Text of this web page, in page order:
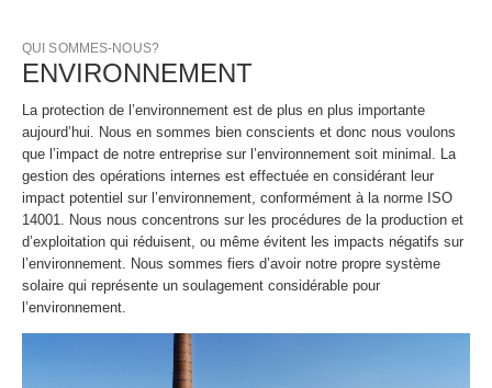
QUI SOMMES-NOUS?
ENVIRONNEMENT
La protection de l’environnement est de plus en plus importante
aujourd’hui. Nous en sommes bien conscients et donc nous voulons
que l’impact de notre entreprise sur l’environnement soit minimal. La
gestion des opérations internes est effectuée en considérant leur
impact potentiel sur l’environnement, conformément à la norme ISO
14001. Nous nous concentrons sur les procédures de la production et
d’exploitation qui réduisent, ou même évitent les impacts négatifs sur
l’environnement. Nous sommes fiers d’avoir notre propre système
solaire qui représente un soulagement considérable pour
l’environnement.